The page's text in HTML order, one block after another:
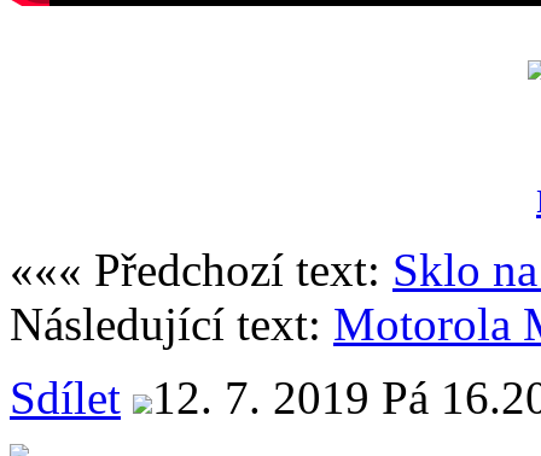
««« Předchozí text: Sklo
Následující text: Motorola
Sdílet
12. 7. 2019 Pá